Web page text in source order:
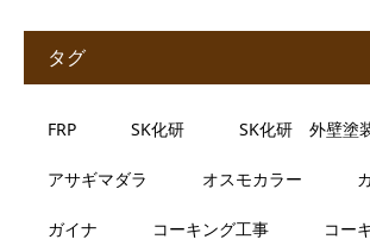
タグ
FRP SK化研 SK化研 外壁塗
アサギマダラ オスモカラー
ガイナ コーキング工事 コー